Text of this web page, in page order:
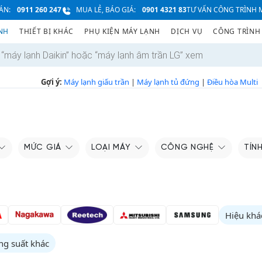
0911 260 247 MUA LẺ, BÁO GIÁ: 0901 4321 83TƯ VẤN CÔNG TRÌNH
THIẾT BỊ KHÁC PHỤ KIỆN MÁY LẠNH DỊCH VỤ CÔNG
Gợi ý: Máy lạnh giấu trần | Máy lạnh tủ đứng | Điều hòa Multi
MỨC GIÁ LOẠI MÁY CÔNG NGHỆ
Hiệu
suất khác